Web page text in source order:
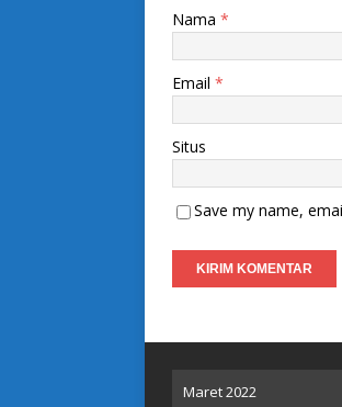
Nama *
Email *
Situs
Save my name,
Maret 2022